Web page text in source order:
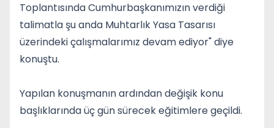
Toplantısında Cumhurbaşkanımızın verdiği
talimatla şu anda Muhtarlık Yasa Tasarısı
üzerindeki çalışmalarımız devam ediyor" diye
konuştu.
Yapılan konuşmanın ardından değişik konu
başlıklarında üç gün sürecek eğitimlere geçildi.